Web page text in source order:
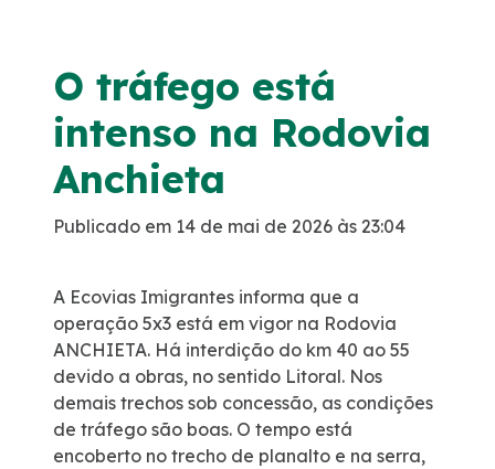
Política de Gestão Integrada
Programa de Redução de Acidentes
EIA-RIMA Nova Ligação
Cargas Especiais
Comercial
Ouvidoria
O tráfego está
intenso na Rodovia
Anchieta
Publicado em 14 de mai de 2026 às 23:04
A Ecovias Imigrantes informa que a
operação 5x3 está em vigor na Rodovia
ANCHIETA. Há interdição do km 40 ao 55
devido a obras, no sentido Litoral. Nos
demais trechos sob concessão, as condições
de tráfego são boas. O tempo está
encoberto no trecho de planalto e na serra,